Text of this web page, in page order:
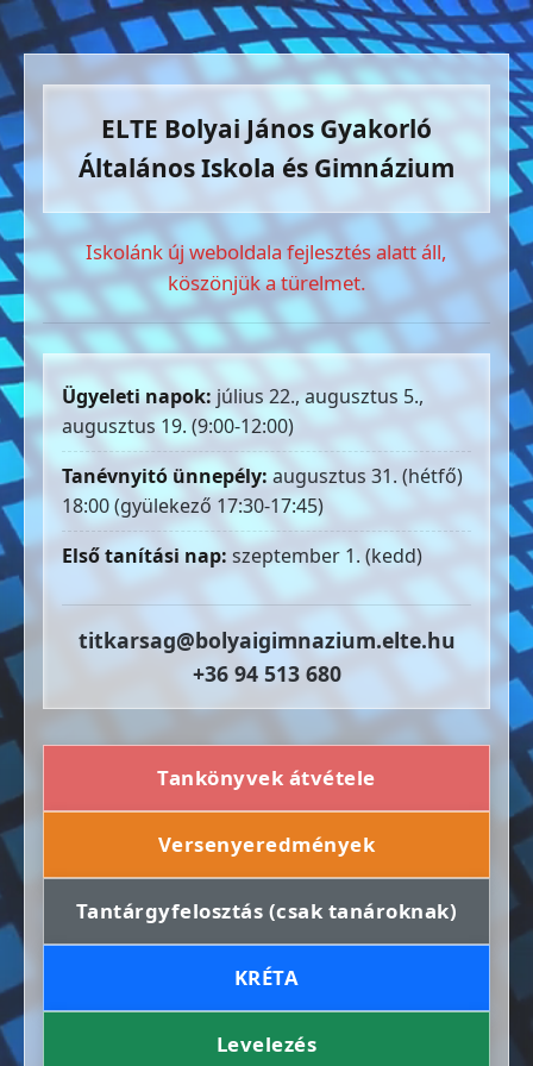
ELTE Bolyai János Gyakorló
Általános Iskola és Gimnázium
Iskolánk új weboldala fejlesztés alatt áll,
köszönjük a türelmet.
Ügyeleti napok: július 22., augusztus 5.,
augusztus 19. (9:00-12:00)
Tanévnyitó ünnepély: augusztus 31. (hétfő)
18:00 (gyülekező 17:30-17:45)
Első tanítási nap: szeptember 1. (kedd)
titkarsag@bolyaigimnazium.elte.hu
+36 94 513 680
Tankönyvek átvétele
Versenyeredmények
Tantárgyfelosztás (csak tanároknak)
KRÉTA
Levelezés